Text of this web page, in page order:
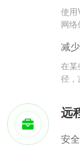
使用
网络
减
在某
径，
远
安